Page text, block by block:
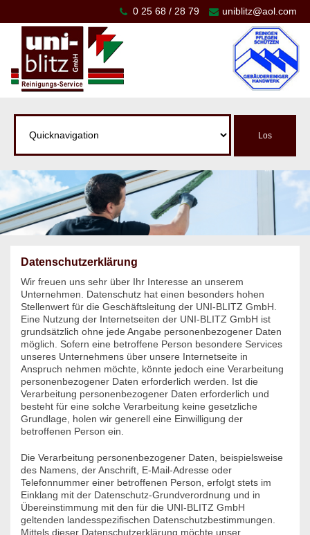
0 25 68 / 28 79 uniblitz@aol.com
Datenschutzerklärung
Wir freuen uns sehr über Ihr Interesse an unserem
Unternehmen. Datenschutz hat einen besonders hohen
Stellenwert für die Geschäftsleitung der UNI-BLITZ GmbH.
Eine Nutzung der Internetseiten der UNI-BLITZ GmbH ist
grundsätzlich ohne jede Angabe personenbezogener Daten
möglich. Sofern eine betroffene Person besondere Services
unseres Unternehmens über unsere Internetseite in
Anspruch nehmen möchte, könnte jedoch eine Verarbeitung
personenbezogener Daten erforderlich werden. Ist die
Verarbeitung personenbezogener Daten erforderlich und
besteht für eine solche Verarbeitung keine gesetzliche
Grundlage, holen wir generell eine Einwilligung der
betroffenen Person ein.
Die Verarbeitung personenbezogener Daten, beispielsweise
des Namens, der Anschrift, E-Mail-Adresse oder
Telefonnummer einer betroffenen Person, erfolgt stets im
Einklang mit der Datenschutz-Grundverordnung und in
Übereinstimmung mit den für die UNI-BLITZ GmbH
geltenden landesspezifischen Datenschutzbestimmungen.
Mittels dieser Datenschutzerklärung möchte unser